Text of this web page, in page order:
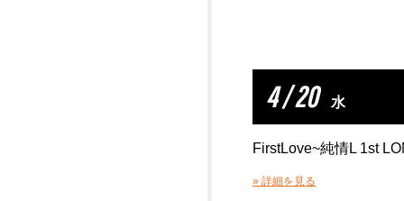
4 / 20 水
FirstLove~純情L 1st
» 詳細を見る